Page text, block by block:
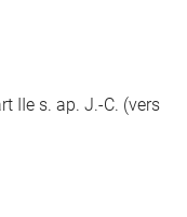
IIe s. ap. J.-C. (vers